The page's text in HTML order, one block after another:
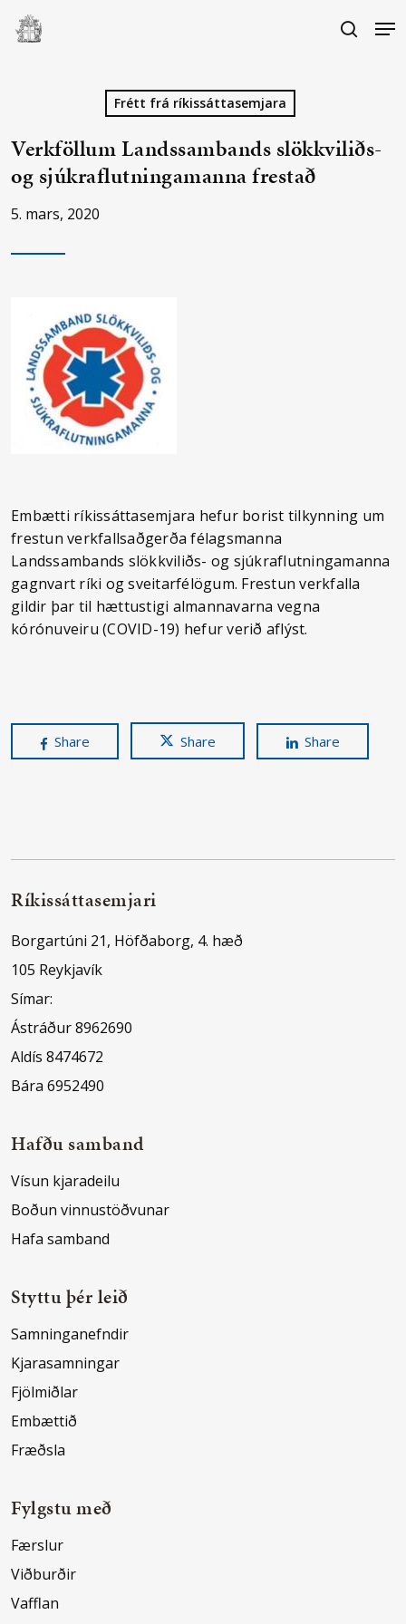
Skip
search
Frétt frá ríkissáttasemjara
Verkföllum Landssambands slökkviliðs-
og sjúkraflutningamanna frestað
5. mars, 2020
Embætti ríkissáttasemjara hefur borist tilkynning um
frestun verkfallsaðgerða félagsmanna
Landssambands slökkviliðs- og sjúkraflutningamanna
gagnvart ríki og sveitarfélögum. Frestun verkfalla
gildir þar til hættustigi almannavarna vegna
kórónuveiru (COVID-19) hefur verið aflýst.
Share Share Share
Ríkissáttasemjari
Borgartúni 21, Höfðaborg, 4. hæð
105 Reykjavík
Símar:
Ástráður 8962690
Aldís 8474672
Bára 6952490
Hafðu samband
Vísun kjaradeilu
Boðun vinnustöðvunar
Hafa samband
Styttu þér leið
Samninganefndir
Kjarasamningar
Fjölmiðlar
Embættið
Fræðsla
Fylgstu með
Færslur
Viðburðir
Vafflan